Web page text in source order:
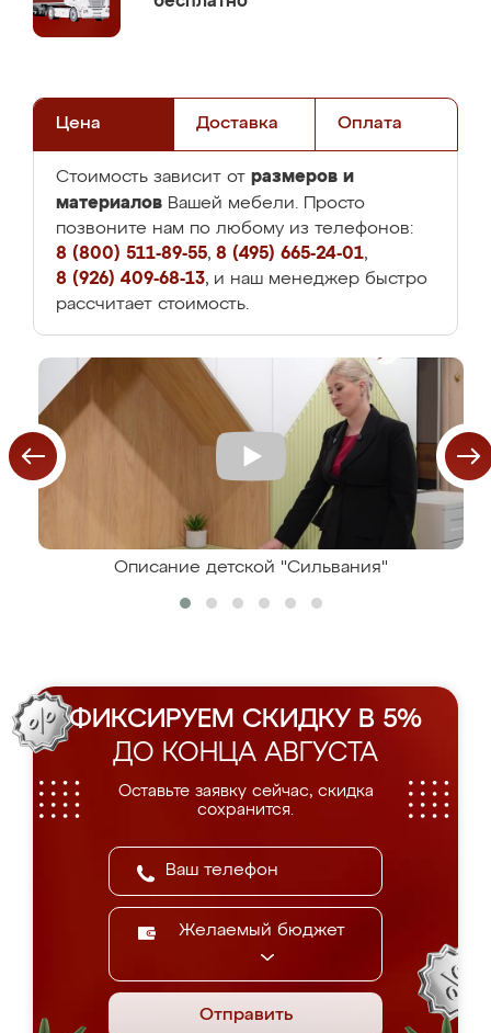
Цена Доставка Оплата
Стоимость зависит от размеров и
материалов Вашей мебели. Просто
позвоните нам по любому из телефонов:
8 (800) 511-89-55, 8 (495) 665-24-01,
8 (926) 409-68-13, и наш менеджер быстро
рассчитает стоимость.
Описание детской "Сильвания"
ФИКСИРУЕМ СКИДКУ В 5%
ДО КОНЦА АВГУСТА
Оставьте заявку сейчас, скидка
сохранится.
Желаемый бюджет
Отправить